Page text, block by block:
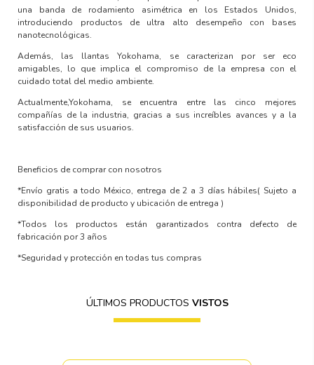
una banda de rodamiento asimétrica en los Estados Unidos,
introduciendo productos de ultra alto desempeño con bases
nanotecnológicas.
Además, las llantas Yokohama, se caracterizan por ser eco
amigables, lo que implica el compromiso de la empresa con el
cuidado total del medio ambiente.
Actualmente,Yokohama, se encuentra entre las cinco mejores
compañías de la industria, gracias a sus increíbles avances y a la
satisfacción de sus usuarios.
Beneficios de comprar con nosotros
*Envío gratis a todo México, entrega de 2 a 3 días hábiles( Sujeto a
disponibilidad de producto y ubicación de entrega )
*Todos los productos están garantizados contra defecto de
fabricación por 3 años
*Seguridad y protección en todas tus compras
ÚLTIMOS PRODUCTOS VISTOS